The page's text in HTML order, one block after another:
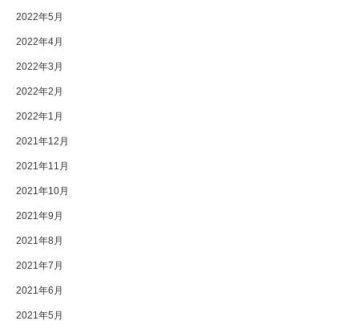
2022年5月
2022年4月
2022年3月
2022年2月
2022年1月
2021年12月
2021年11月
2021年10月
2021年9月
2021年8月
2021年7月
2021年6月
2021年5月